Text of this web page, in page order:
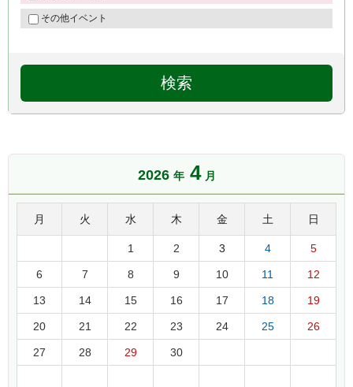
その他イベント
2026 年 4 月
月 火 水 木 金 土 日
1 2 3 4 5
6 7 8 9 10 11 12
13 14 15 16 17 18 19
20 21 22 23 24 25 26
27 28 29 30